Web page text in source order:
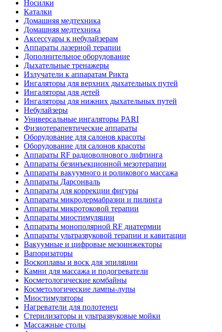
Носилки
Каталки
Домашняя медтехника
Домашняя медтехника
Аксессуары к небулайзерам
Аппараты лазерной терапии
Дополнительное оборудование
Дыхательные тренажеры
Излучатели к аппаратам Рикта
Ингаляторы для верхних дыхательных путей
Ингаляторы для детей
Ингаляторы для нижних дыхательных путей
Небулайзеры
Универсальные ингаляторы PARI
Физиотерапевтические аппараты
Оборудование для салонов красоты
Оборудование для салонов красоты
Аппараты RF радиоволнового лифтинга
Аппараты безинъекционной мезотерапии
Аппараты вакуумного и роликового массажа
Аппараты Дарсонваль
Аппараты для коррекции фигуры
Аппараты микродермабразии и пилинга
Аппараты микротоковой терапии
Аппараты миостимуляции
Аппараты монополярной RF диатермии
Аппараты ультразвуковой терапии и кавитации
Вакуумные и цифровые мезоинжекторы
Вапоризаторы
Воскоплавы и воск для эпиляции
Камни для массажа и подогреватели
Косметологические комбайны
Косметологические лампы-лупы
Миостимуляторы
Нагреватели для полотенец
Стерилизаторы и ультразвуковые мойки
Массажные столы